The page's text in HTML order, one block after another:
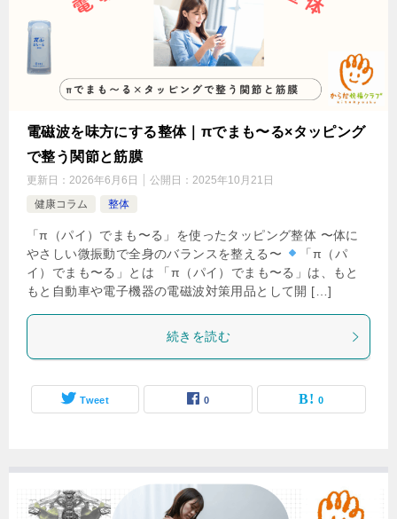
電磁波を味方にする整体｜πでまも〜る×タッピング
で整う関節と筋膜
更新日： 2026年6月6日 公開日： 2025年10月21日
健康コラム
整体
「π（パイ）でまも〜る」を使ったタッピング整体 〜体に
やさしい微振動で全身のバランスを整える〜
「π（パ
イ）でまも〜る」とは 「π（パイ）でまも〜る」は、もと
もと自動車や電子機器の電磁波対策用品として開 […]
続きを読む
Tweet 0 0